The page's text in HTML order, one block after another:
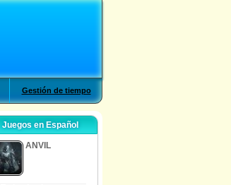
Gestión de tiempo
Juegos en Español
ANVIL